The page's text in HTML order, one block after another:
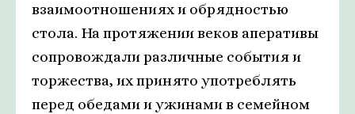
взаимоотношениях и обрядностью
стола. На протяжении веков аперативы
сопровождали различные события и
торжества, их принято употреблять
перед обедами и ужинами в семейном